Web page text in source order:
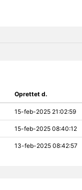
Oprettet d.
15-feb-2025 21:02:59
15-feb-2025 08:40:12
13-feb-2025 08:42:57